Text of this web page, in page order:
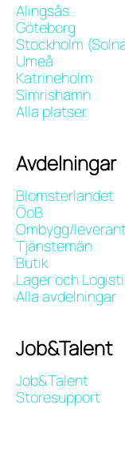
Alingsås
Göteborg
Stockholm
Umeå
Katrineholm
Simrishamn
Alla platser
Avdelningar
Blomsterlandet
ÖoB
Ombygg/
Tjänstemän
Butik
Lager och
Alla avdelningar
Job&Talent
Job&Talent
Storesupport